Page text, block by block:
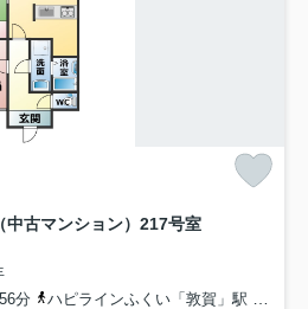
古マンション） 217号室
分
ハピラインふくい「敦賀」駅 徒歩19分